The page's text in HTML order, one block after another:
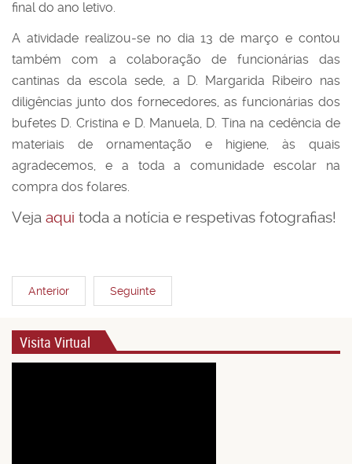
final do ano letivo.
A atividade realizou-se no dia 13 de março e contou
também com a colaboração de funcionárias das
cantinas da escola sede, a D. Margarida Ribeiro nas
diligências junto dos fornecedores, as funcionárias dos
bufetes D. Cristina e D. Manuela, D. Tina na cedência de
materiais de ornamentação e higiene, às quais
agradecemos, e a toda acomunidade escolar na
compra dos folares.
Veja aqui toda a notícia e respetivas fotografias!
Anterior Seguinte
Visita Virtual